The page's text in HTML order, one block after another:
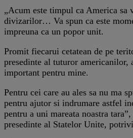
„Acum este timpul ca America sa
divizarilor… Va spun ca este
impreuna ca un popor unit.
Promit fiecarui cetatean de pe
presedinte al tuturor americanilor,
important pentru mine.
Pentru cei care au ales sa nu ma
pentru ajutor si indrumare astfel
pentru a uni mareata noastra
presedinte al Statelor Unite,